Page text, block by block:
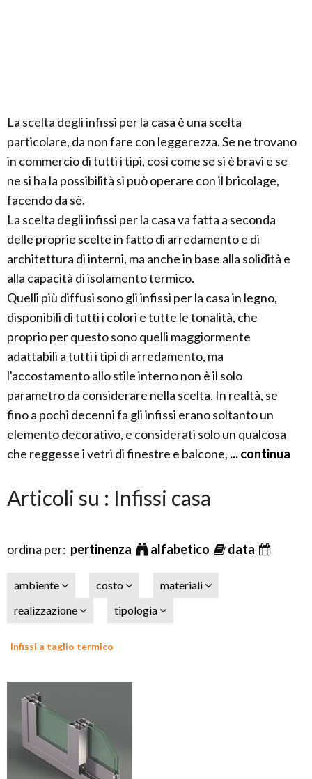
La scelta degli infissi per la casa è una scelta
particolare, da non fare con leggerezza. Se ne trovano
in commercio di tutti i tipi, così come se si è bravi e se
ne si ha la possibilità si può operare con il bricolage,
facendo da sè.
La scelta degli infissi per la casa va fatta a seconda
delle proprie scelte in fatto di arredamento e di
architettura di interni, ma anche in base alla solidità e
alla capacità di isolamento termico.
Quelli più diffusi sono gli infissi per la casa in legno,
disponibili di tutti i colori e tutte le tonalità, che
proprio per questo sono quelli maggiormente
adattabili a tutti i tipi di arredamento, ma
l'accostamento allo stile interno non è il solo
parametro da considerare nella scelta. In realtà, se
fino a pochi decenni fa gli infissi erano soltanto un
elemento decorativo, e considerati solo un qualcosa
che reggesse i vetri di finestre e balcone, ... continua
Articoli su : Infissi casa
ordina per: pertinenza alfabetico data
ambiente costo
materiali
realizzazione
tipologia
Infissi a taglio termico